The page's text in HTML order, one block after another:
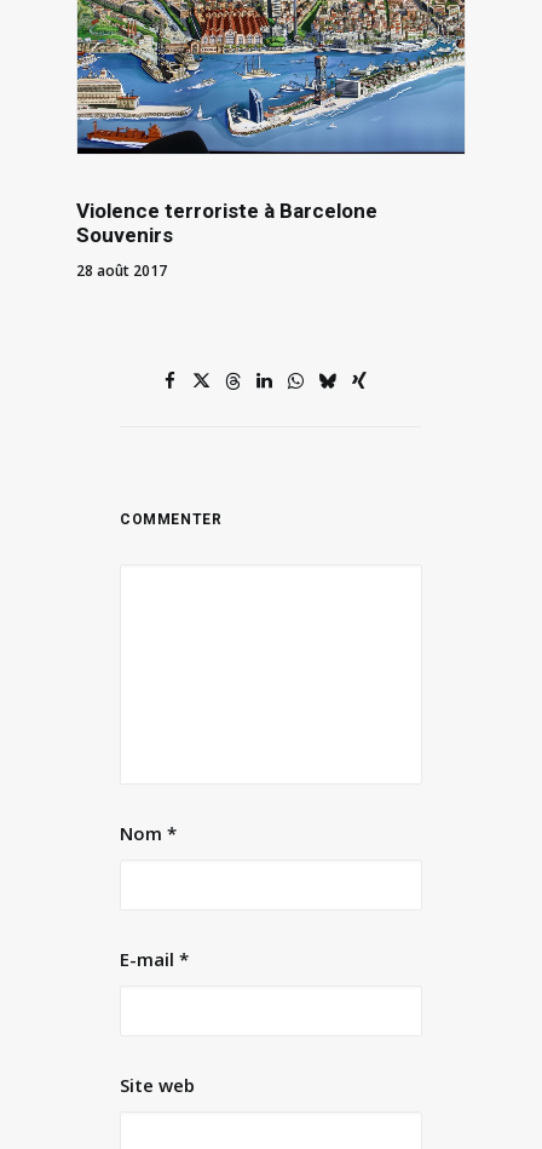
Violence terroriste à Barcelone
Souvenirs
28 août 2017
Nom *
E-mail *
Site web